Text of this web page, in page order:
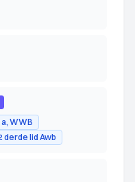
WWB
derde lid Awb